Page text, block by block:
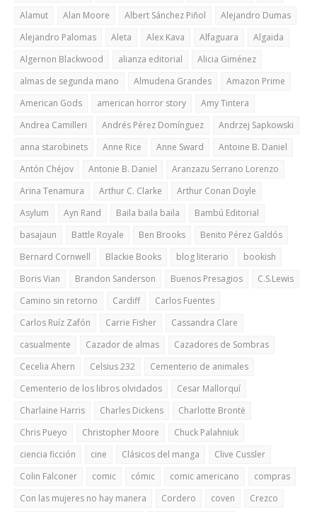
Alamut Alan Moore Albert Sánchez Piñol
Alejandro Dumas
Alejandro Palomas
Aleta Alex Kava Alfaguara
Algaida
Algernon Blackwood
alianza editorial
Alicia Giménez
almas de segunda mano
Almudena Grandes
Amazon Prime
American Gods
american horror story
Amy Tintera
Andrea Camilleri
Andrés Pérez Domínguez
Andrzej Sapkowski
anna starobinets
Anne Rice Anne Sward
Antoine B. Daniel
Antón Chéjov
Antonie B. Daniel
Aranzazu Serrano Lorenzo
Arina Tenamura
Arthur C. Clarke
Arthur Conan Doyle
Asylum
Ayn Rand Baila baila baila
Bambú Editorial
basajaun
Battle Royale Ben Brooks
Benito Pérez Galdós
Bernard Cornwell
Blackie Books blog literario
bookish
Boris Vian
Brandon Sanderson Buenos Presagios
C.S.Lewis
Camino sin retorno
Cardiff
Carlos Fuentes
Carlos Ruíz Zafón
Carrie Fisher
Cassandra Clare
casualmente
Cazador de almas
Cazadores de Sombras
Cecelia Ahern
Celsius 232
Cementerio de animales
Cementerio de los libros olvidados
Cesar Mallorquí
Charlaine Harris
Charles Dickens
Charlotte Brontë
Chris Pueyo
Christopher Moore
Chuck Palahniuk
ciencia ficción
cine Clásicos del manga
Clive Cussler
Colin Falconer
comic cómic comic americano
compras
Con las mujeres no hay manera
Cordero coven
Crezco